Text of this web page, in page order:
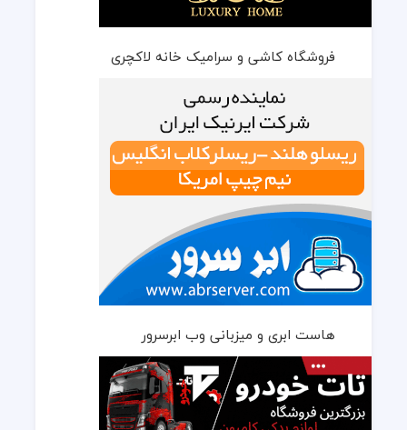
فروشگاه کاشی و سرامیک خانه لاکچری
هاست ابری و میزبانی وب ابرسرور